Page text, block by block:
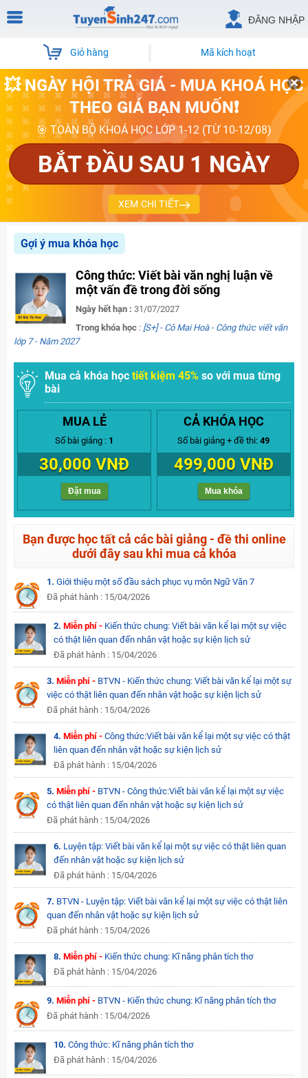
ĐĂNG NHẬP
Giỏ hàng Mã kích hoạt
💥 NGÀY HỘI TRẢ GIÁ - MUA KHOÁ HỌC
THEO GIÁ BẠN MUỐN❗
🎯 TOÀN BỘ KHOÁ HỌC LỚP 1-12 (TỪ 10-12/08)
BẮT ĐẦU SAU 1 NGÀY
XEM CHI TIẾT
Gợi ý mua khóa học
Công thức: Viết bài văn nghị luận về
một vấn đề trong đời sống
Ngày hết hạn :31/07/2027
Trong khóa học : [S+] - Cô Mai Hoà - Công thức viết văn
lớp 7 - Năm 2027
Mua cả khóa học tiết kiệm 45% so với mua từng
bài
MUA LẺ
Số bài giảng : 1
30,000 VNĐ
Đặt mua
CẢ KHÓA HỌC
Số bài giảng + đề thi:49
499,000 VNĐ
Mua khóa
Bạn được học tất cả các bài giảng - đề thi online
dưới đây sau khi mua cả khóa
1.Giới thiệu một số đầu sách phục vụ môn Ngữ Văn 7
Đã phát hành : 15/04/2026
2. Miễn phí - Kiến thức chung: Viết bài văn kể lại một sự việc
có thật liên quan đến nhân vật hoặc sự kiện lịch sử
Đã phát hành : 15/04/2026
3.Miễn phí - BTVN - Kiến thức chung: Viết bài văn kể lại một sự
việc có thật liên quan đến nhân vật hoặc sự kiện lịch sử
Đã phát hành : 15/04/2026
4. Miễn phí - Công thức:Viết bài văn kể lại một sự việc có thật
liên quan đến nhân vật hoặc sự kiện lịch sử
Đã phát hành : 15/04/2026
5.Miễn phí - BTVN - Công thức:Viết bài văn kể lại một sự việc
có thật liên quan đến nhân vật hoặc sự kiện lịch sử
Đã phát hành : 15/04/2026
6. Luyện tập: Viết bài văn kể lại một sự việc có thật liên quan
đến nhân vật hoặc sự kiện lịch sử
Đã phát hành : 15/04/2026
7. BTVN - Luyện tập: Viết bài văn kể lại một sự việc có thật liên
quan đến nhân vật hoặc sự kiện lịch sử
Đã phát hành : 15/04/2026
8. Miễn phí - Kiến thức chung: Kĩ năng phân tích thơ
Đã phát hành : 15/04/2026
9.Miễn phí - BTVN - Kiến thức chung: Kĩ năng phân tích thơ
Đã phát hành : 15/04/2026
10. Công thức: Kĩ năng phân tích thơ
Đã phát hành : 15/04/2026